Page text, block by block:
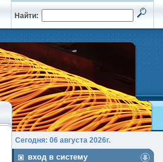
Найти:
Сегодня: 06 августа 2026г.
вход в систему